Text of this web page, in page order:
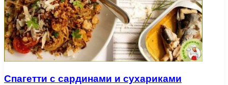
Спагетти с сардинами и сухариками